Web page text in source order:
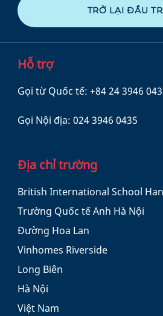
TRỞ LẠI ĐẦU
Hỗ trợ
Gọi từ Quốc tế:+84 24 3946
Gọi Nội địa:024 3946 0435
Địa chỉ trường
British International School
Trường Quốc tế Anh Hà Nội
Đường Hoa Lan
Vinhomes Riverside
Long Biên
Hà Nội
Việt Nam